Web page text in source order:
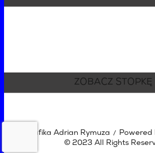
ZOBACZ STOPKĘ
Grafika Adrian Rymuza / Powered
© 2023 All Rights